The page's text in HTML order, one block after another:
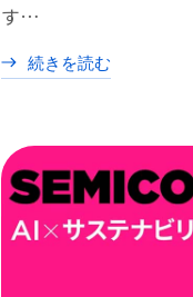
す…
続きを読む